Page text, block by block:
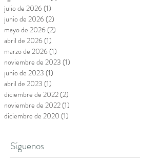
julio de 2026 (1)
junio de 2026 (2)
mayo de 2026 (2)
abril de 2026 (1)
marzo de 2026 (1)
noviembre de 2023 (1)
junio de 2023 (1)
abril de 2023 (1)
diciembre de 2022 (2)
noviembre de 2022 (1)
diciembre de 2020 (1)
Síguenos